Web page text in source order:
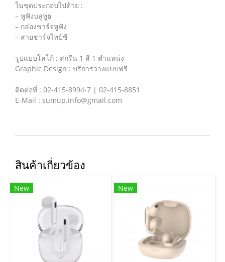
ในชุดประกอบไปด้วย :
– หูฟังบลูทูธ
– กล่องชาร์จหูฟัง
– สายชาร์จไทป์ซี
รูปแบบโลโก้ : สกรีน 1 สี 1 ตำแหน่ง
Graphic Design : บริการวางแบบฟรี
ติดต่อที่ : 02-415-8994-7 | 02-415-8851
E-Mail : sumup.info@gmail.com
สินค้าเกี่ยวข้อง
New New